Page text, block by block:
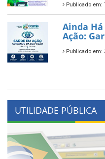
Publicado em:
Ainda Há
Ação:
Publicado em:
UTILIDADE PÚBLICA